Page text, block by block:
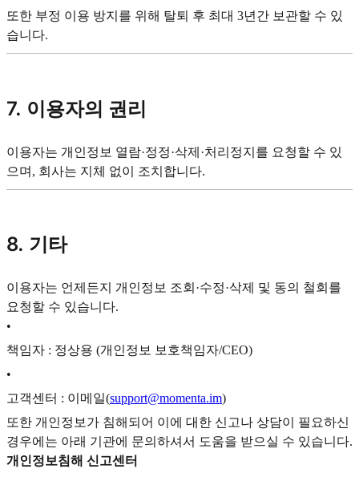
또한 부정 이용 방지를 위해 탈퇴 후 최대 3년간 보관할 수 있
습니다.
7. 이용자의 권리
이용자는 개인정보 열람·정정·삭제·처리정지를 요청할 수 있
으며, 회사는 지체 없이 조치합니다.
8. 기타
이용자는 언제든지 개인정보 조회·수정·삭제 및 동의 철회를
요청할 수 있습니다.
•
책임자 : 정상용 (개인정보 보호책임자/CEO)
•
고객센터 : 이메일(support@momenta.im)
또한 개인정보가 침해되어 이에 대한 신고나 상담이 필요하신
경우에는 아래 기관에 문의하셔서 도움을 받으실 수 있습니다.
개인정보침해 신고센터